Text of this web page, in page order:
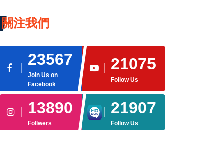
關注我們
23567
Join Us on
Facebook
21075
Follow Us
13890
Follwers
21907
Follow Us